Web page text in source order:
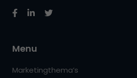
Menu
Marketingthema’s